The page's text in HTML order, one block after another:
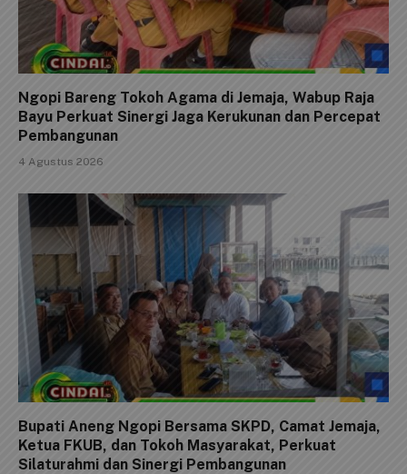
Ngopi Bareng Tokoh Agama di Jemaja, Wabup Raja
Bayu Perkuat Sinergi Jaga Kerukunan dan Percepat
Pembangunan
4 Agustus 2026
Bupati Aneng Ngopi Bersama SKPD, Camat Jemaja,
Ketua FKUB, dan Tokoh Masyarakat, Perkuat
Silaturahmi dan Sinergi Pembangunan